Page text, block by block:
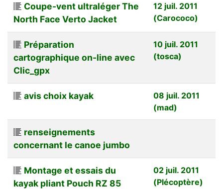
Coupe-vent ultraléger The
North Face Verto Jacket
12 juil. 2011
(Carococo)
Préparation
cartographique on-line avec
Clic_gpx
10 juil. 2011
(tosca)
avis choix kayak
08 juil. 2011
(mad)
renseignements
concernant le canoe jumbo
Montage et essais du
kayak pliant Pouch RZ 85
02 juil. 2011
(Plécoptère)